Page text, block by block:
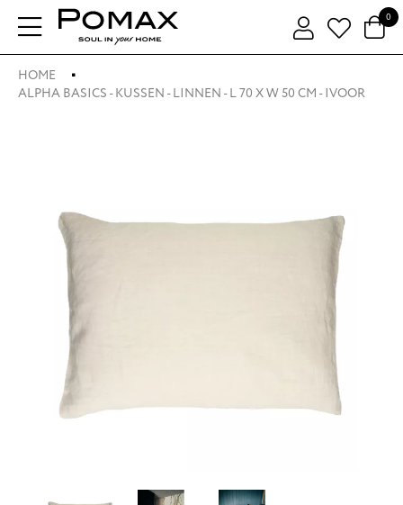
0
HOME
ALPHA BASICS - KUSSEN - LINNEN - L 70 X W 50 CM - IVOOR